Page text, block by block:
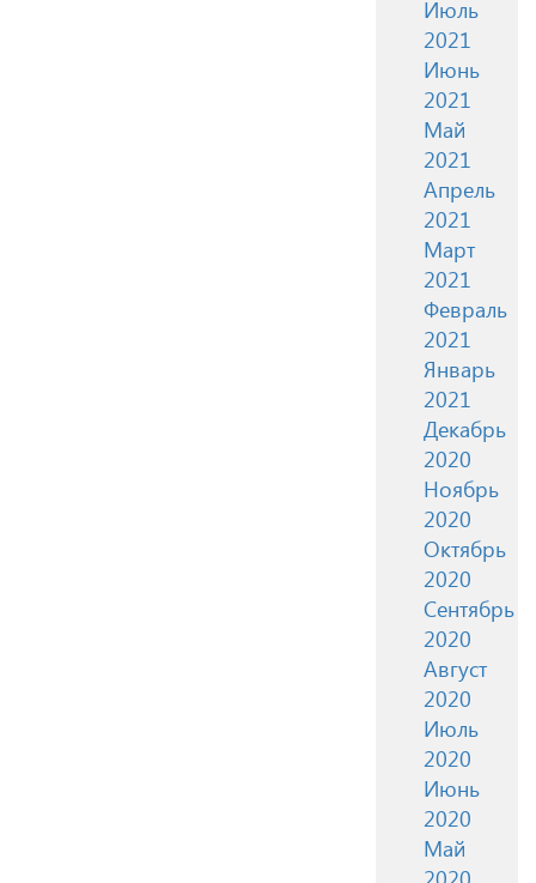
Июль
2021
Июнь
2021
Май
2021
Апрель
2021
Март
2021
Февраль
2021
Январь
2021
Декабрь
2020
Ноябрь
2020
Октябрь
2020
Сентябрь
2020
Август
2020
Июль
2020
Июнь
2020
Май